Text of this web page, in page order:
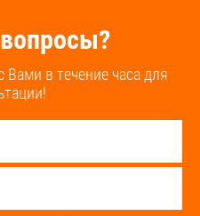
в течение часа для